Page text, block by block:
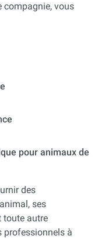
compagnie, vous
pour animaux de
des
ses
toute autre
professionnels à